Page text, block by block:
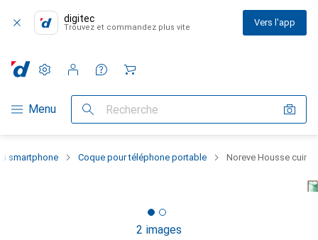
digitec
Trouvez et commandez plus vite Vers l'app
Navigation par catégorie
Menu Recherche
Paramètres
Compte client
Listes de comparaison
Listes d'envies
Panier
smartphone Coque pour téléphone portable Noreve Housse cuir
2 images